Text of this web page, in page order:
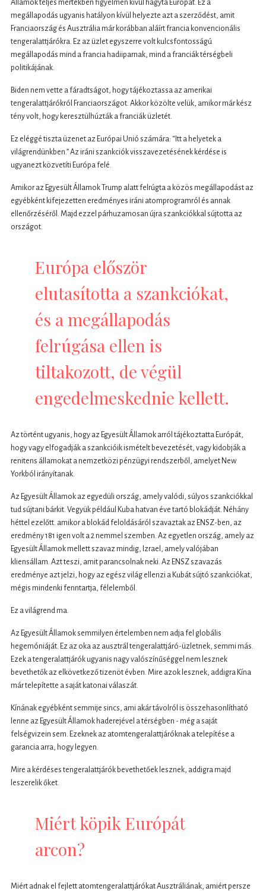
Államok teljes mértékben figyelmen kívül hagyta Európát. Ez a
megállapodás ugyanis hatályon kívül helyezte azt a szerződést, amit
Franciaország és Ausztrália már korábban aláírt francia konvencionális
tengeralattjárókra. Ez az üzlet egyszerre volt kulcsfontosságú
megállapodás mind a francia hadiiparnak, mind a franciák térségbeli
politikájának.
Biden nem vette a fáradtságot, hogy tájékoztassa az amerikai
tengeralattjárókról Franciaországot. Akkor közölte velük, amikor már kész
tény volt, hogy keresztülhúzták a franciák üzletét.
Ez eléggé tiszta üzenet az Európai Unió számára: “Itt a helyetek a
világrendünkben.” Az iráni szankciók visszavezetésének kérdése is
ugyanezt közvetíti Európa felé.
Amikor az Egyesült Államok Trump alatt felrúgta a közös megállapodást az
egyébként kifejezetten eredményes iráni atomprogramról és annak
ellenőrzéséről. Majd ezzel párhuzamosan újra szankciókkal sújtotta az
országot.
Európa először
elutasította a szankciókat,
és a megállapodás
felrúgása ellen is
tiltakozott, de végül
engedelmeskednie kellett.
Az történt ugyanis, hogy az Egyesült Államok arról tájékoztatta Európát,
hogy vagy elfogadják a szankcióik ismételt bevezetését, vagy kidobják a
renitens államokat a nemzetközi pénzügyi rendszerből, amelyet New
Yorkból irányítanak.
Az Egyesült Államok az egyedüli ország, amely valódi, súlyos szankciókkal
tud sújtani bárkit. Vegyük például Kuba hatvan éve tartó blokádját. Néhány
héttel ezelőtt. amikor a blokád feloldásáról szavaztak az ENSZ-ben, az
eredmény 181 igen volt a 2 nemmel szemben. Az egyetlen ország, amely az
Egyesült Államok mellett szavaz mindig, Izrael, amely valójában
kliensállam. Azt teszi, amit parancsolnak neki. Az ENSZ szavazás
eredménye azt jelzi, hogy az egész világ ellenzi a Kubát sújtó szankciókat,
mégis mindenki fenntartja, félelemből.
Ez a világrend ma.
Az Egyesült Államok semmilyen értelemben nem adja fel globális
hegemóniáját. Ez az oka az ausztrál tengeralattjáró-üzletnek, semmi más.
Ezek a tengeralattjárók ugyanis nagy valószínűséggel nem lesznek
bevethetők az elkövetkező tizenöt évben. Mire azok lesznek, addigra Kína
már telepítette a saját katonai válaszát.
Kínának egyébként semmije sincs, ami akár távolról is összehasonlítható
lenne az Egyesült Államok haderejével a térségben - még a saját
felségvizein sem. Ezeknek az atomtengeralattjáróknak a telepítése a
garancia arra, hogy legyen.
Mire a kérdéses tengeralattjárók bevethetőek lesznek, addigra majd
leszerelik őket.
Miért köpik Európát
arcon?
Miért adnak el fejlett atomtengeralattjárókat Ausztráliának, amiért persze